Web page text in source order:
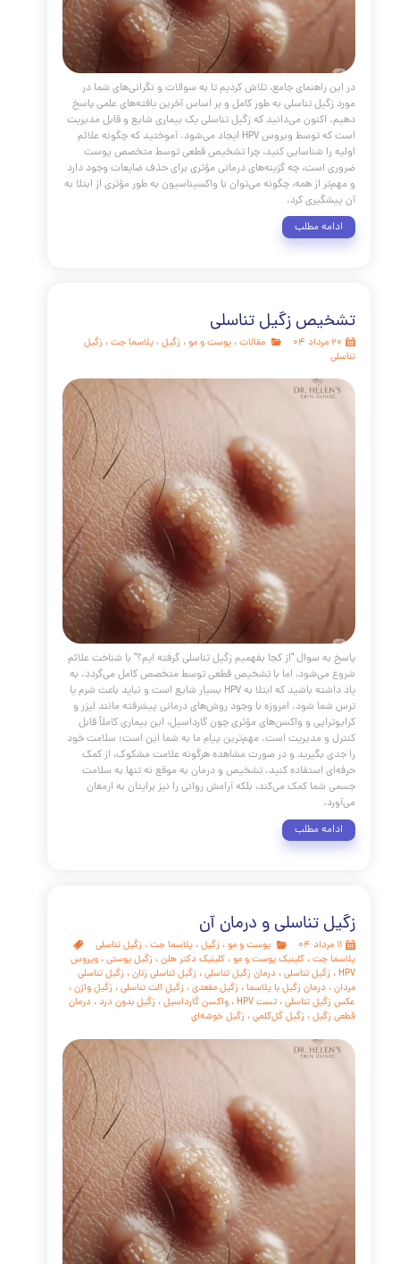
راهنمای جامع، تلاش کردیم تا به سوالات و نگرانی‌های شما در
تناسلی به طور کامل و بر اساس آخرین یافته‌های علمی پاسخ
می‌دانید که زگیل تناسلی یک بیماری شایع و قابل مدیریت
است که توسط ویروس HPV ایجاد می‌شود. آموختید که چگونه علائم
را شناسایی کنید، چرا تشخیص قطعی توسط متخصص پوست
چه گزینه‌های درمانی مؤثری برای حذف ضایعات وجود دارد
از همه، چگونه می‌توان با واکسیناسیون به طور مؤثری از ابتلا به
زگیل تناسلی
مقالات،پوست و مو،زگیل،پلاسما جت ، زگیل
سوال "از کجا بفهمیم زگیل تناسلی گرفته ایم؟" با شناخت علائم
اما با تشخیص قطعی توسط متخصص کامل می‌گردد. به
یاد داشته باشید که ابتلا به HPV بسیار شایع است و نباید باعث شرم یا
شود. امروزه با وجود روش‌های درمانی پیشرفته مانند لیزر و
و واکسن‌های مؤثری چون گارداسیل، این بیماری کاملاً قابل
و مدیریت است. مهم‌ترین پیام ما به شما این است: سلامت خود
بگیرید و در صورت مشاهده هرگونه علامت مشکوک، از کمک
استفاده کنید. تشخیص و درمان به موقع نه تنها به سلامت
کمک می‌کند، بلکه آرامش روانی را نیز برایتان به ارمغان